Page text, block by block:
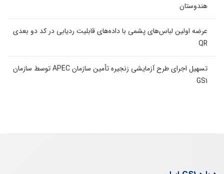
هندوستان
عرضه اولین لباس‌های پشمی با داده‌های قابلیت ردیابی در کد دو بعدی
QR
تسهیل اجرای طرح آزمایشی زنجیره تأمین سازمان APEC توسط سازمان
GS1